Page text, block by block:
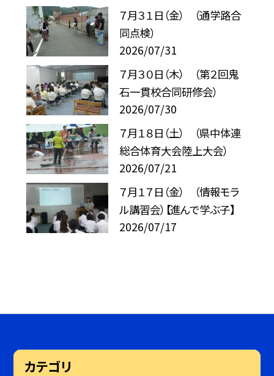
７月３１日（金） （通学路合
同点検）
2026/07/31
７月３０日（木） （第２回鬼
石一貫校合同研修会）
2026/07/30
７月１８日（土） （県中体連
総合体育大会陸上大会）
2026/07/21
７月１７日（金） （情報モラ
ル講習会）【進んで学ぶ子】
2026/07/17
カテゴリ